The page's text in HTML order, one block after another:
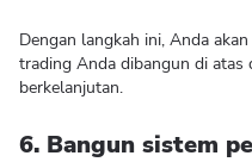
Dengan langkah ini, Anda
trading Anda dibangun di atas
berkelanjutan.
6. Bangun sistem